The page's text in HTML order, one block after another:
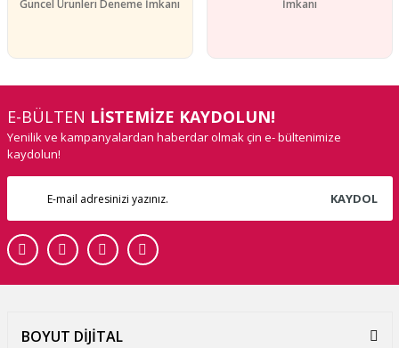
Güncel Ürünleri Deneme İmkanı
İmkanı
E-BÜLTEN LİSTEMİZE KAYDOLUN!
Yenilik ve kampanyalardan haberdar olmak çin e- bültenimize
kaydolun!
KAYDOL
BOYUT DİJİTAL